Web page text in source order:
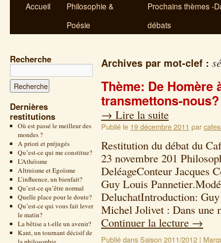
Accueil
Philosophie &
Poésie
Prochains thèmes -
débats
Recherche
Dernières
restitutions
Où est passé le meilleur des
mondes ?
A priori et préjugés
Qu’est-ce qui me constitue?
L’Athéisme
Altruisme et Egoïsme
L’influence, un bienfait?
Qu’est-ce qu’être normal
Quelle place pour le doute?
Qu’est-ce qui vous fait lever
le matin?
La bêtise a t-elle un avenir?
Kant, un tournant décisif de
Archives par mot-clef :
Thème: De Homère
transmettons-nous?
→ Lire la suite
Publié le 19 décembre 2011 par
Restitution du débat du
23 novembre 201
DeléageConteur Jacques
Guy Louis
DeluchatIntroduction:
Michel Jolivet : Dans une
Continuer la lecture →
Publié dansSaison 2011/2012 |